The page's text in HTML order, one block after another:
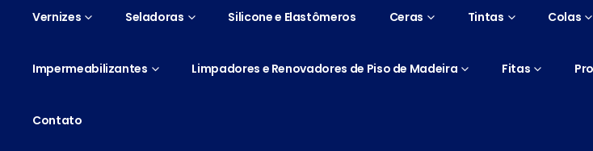
Vernizes Seladoras Silicone e Elastômeros Ceras Tintas Colas
Impermeabilizantes Limpadores e Renovadores de Piso de Madeira Fitas
Contato